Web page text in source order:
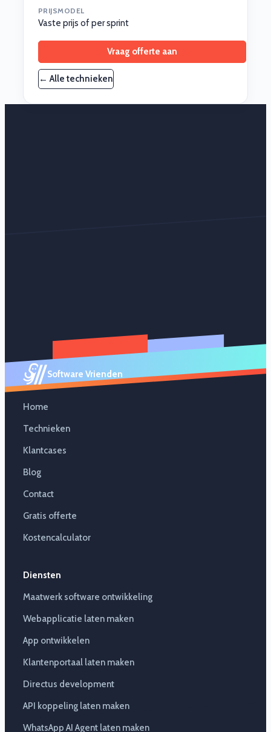
PRIJSMODEL
Vaste prijs of per sprint
Vraag offerte aan
← Alle technieken
Software Vrienden
Home
Technieken
Klantcases
Blog
Contact
Gratis offerte
Kostencalculator
Diensten
Maatwerk software ontwikkeling
Webapplicatie laten maken
App ontwikkelen
Klantenportaal laten maken
Directus development
API koppeling laten maken
WhatsApp AI Agent laten maken